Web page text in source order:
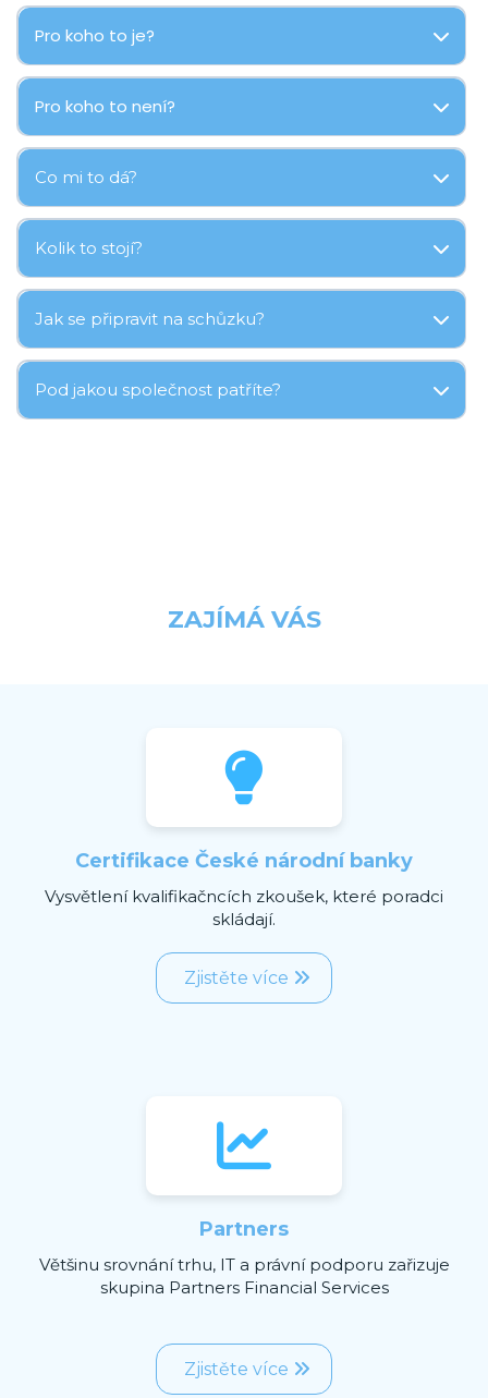
Pro koho to je?
Pro koho to není?
Co mi to dá?
Kolik to stojí?
Jak se připravit na schůzku?
Pod jakou společnost patříte?
ZAJÍMÁ VÁS
Certifikace České národní banky
Vysvětlení kvalifikačncích zkoušek, které poradci
skládají.
Zjistěte více
Partners
Většinu srovnání trhu, IT a právní podporu zařizuje
skupina Partners Financial Services
Zjistěte více